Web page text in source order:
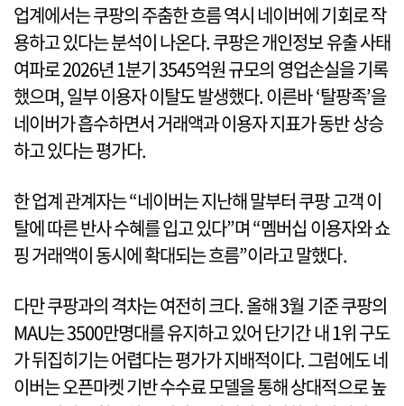
업계에서는 쿠팡의 주춤한 흐름 역시 네이버에 기회로 작
용하고 있다는 분석이 나온다. 쿠팡은 개인정보 유출 사태
여파로 2026년 1분기 3545억원 규모의 영업손실을 기록
했으며, 일부 이용자 이탈도 발생했다. 이른바 ‘탈팡족’을
네이버가 흡수하면서 거래액과 이용자 지표가 동반 상승
하고 있다는 평가다.
한 업계 관계자는 “네이버는 지난해 말부터 쿠팡 고객 이
탈에 따른 반사 수혜를 입고 있다”며 “멤버십 이용자와 쇼
핑 거래액이 동시에 확대되는 흐름”이라고 말했다.
다만 쿠팡과의 격차는 여전히 크다. 올해 3월 기준 쿠팡의
MAU는 3500만명대를 유지하고 있어 단기간 내 1위 구도
가 뒤집히기는 어렵다는 평가가 지배적이다. 그럼에도 네
이버는 오픈마켓 기반 수수료 모델을 통해 상대적으로 높